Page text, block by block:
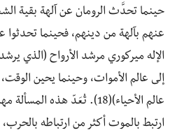
حينما تحدَّث الرومان عن آلهة بقية
عنهم بآلهة من دينهم، فحينما تحدثوا
الإله ميركوري مرشد الأرواح (الذي
إلى عالم الأموات، وحينما يحين
عالم الأحياء)(18). تُعَدّ هذه
ارتبط بالموت أكثر من ارتباطه